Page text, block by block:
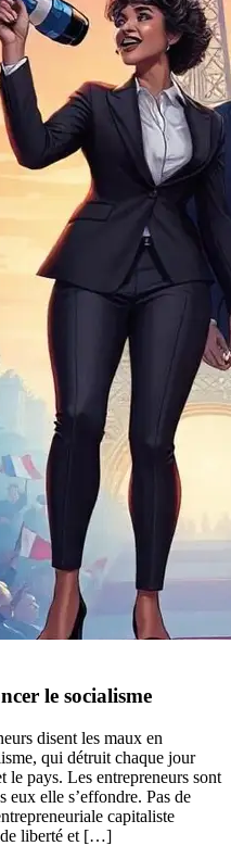
le socialisme
disent les maux en
qui détruit chaque jour
le pays. Les entrepreneurs sont
eux elle s’effondre. Pas de
capitaliste
de liberté et […]